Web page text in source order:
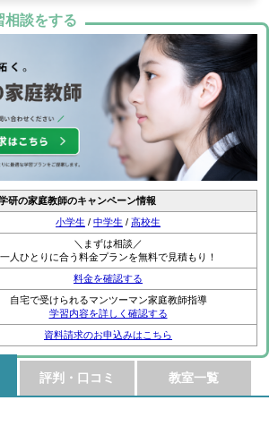
相談をする
研の家庭教師のキャンペーン情報
小学生 / 中学生 / 高校生
＼まずは相談／
一人ひとりに合う料金プランを無料で見積もり！
料金を確認する
自宅で受けられるマンツーマン家庭教師指導
学習内容を詳しく確認する
資料請求のお申込みはこちら
評判・口コミ 教室一覧